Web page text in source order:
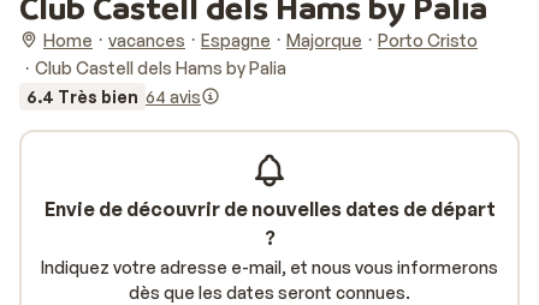
Home vacances Espagne Majorque
Porto Cristo
Club Castell dels Hams by Palia
6.4 Très bien 64 avis
Envie de découvrir de nouvelles dates de départ
?
Indiquez votre adresse e-mail, et nous vous informerons
dès que les dates seront connues.